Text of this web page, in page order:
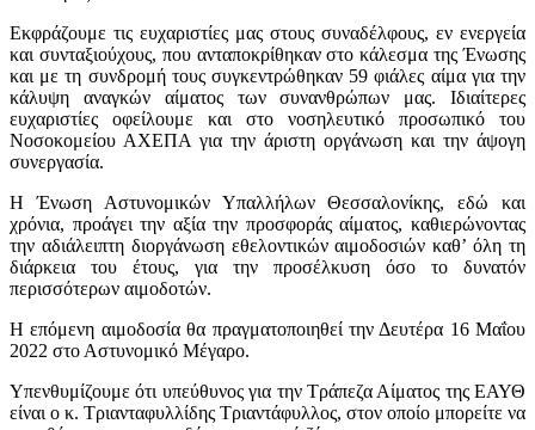
Εκφράζουμε τις ευχαριστίες μας στους συναδέλφους, εν ενεργεία
και συνταξιούχους, που ανταποκρίθηκαν στο κάλεσμα της Ένωσης
και με τη συνδρομή τους συγκεντρώθηκαν 59 φιάλες αίμα για την
κάλυψη αναγκών αίματος των συνανθρώπων μας. Ιδιαίτερες
ευχαριστίες οφείλουμε και στο νοσηλευτικό προσωπικό του
Νοσοκομείου ΑΧΕΠΑ για την άριστη οργάνωση και την άψογη
συνεργασία.
Η Ένωση Αστυνομικών Υπαλλήλων Θεσσαλονίκης, εδώ και
χρόνια, προάγει την αξία την προσφοράς αίματος, καθιερώνοντας
την αδιάλειπτη διοργάνωση εθελοντικών αιμοδοσιών καθ’ όλη τη
διάρκεια του έτους, για την προσέλκυση όσο το δυνατόν
περισσότερων αιμοδοτών.
Η επόμενη αιμοδοσία θα πραγματοποιηθεί την Δευτέρα 16 Μαΐου
2022 στο Αστυνομικό Μέγαρο.
Υπενθυμίζουμε ότι υπεύθυνος για την Τράπεζα Αίματος της ΕΑΥΘ
είναι ο κ. Τριανταφυλλίδης Τριαντάφυλλος, στον οποίο μπορείτε να